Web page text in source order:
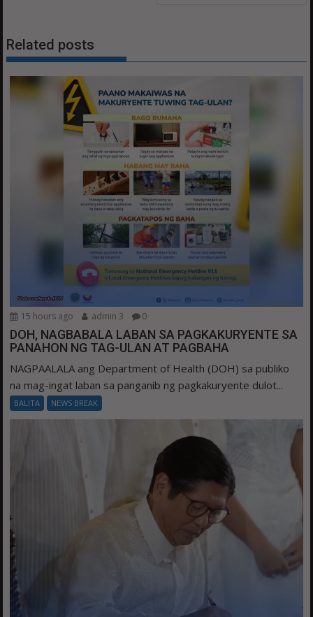
Related posts
15 hours ago admin 3 0
DOH, NAGBABALA LABAN SA PAGKAKURYENTE SA
PANAHON NG TAG-ULAN AT PAGBAHA
NAGPAALALA ang Department of Health (DOH) sa publiko
na mag-ingat laban sa panganib ng pagkakuryente dulot...
BALITA NEWS BREAK